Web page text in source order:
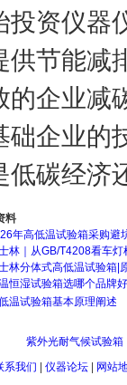
投资仪器
供节能减
的企业减
础企业的
低碳经济
料
年高低温试验箱采购
林｜从GB/T4208看车
林分体式高低温试验箱|
恒湿试验箱选哪个品牌
温试验箱基本原理阐述
紫外光耐气候试验箱
系我们 仪器论坛| 网站